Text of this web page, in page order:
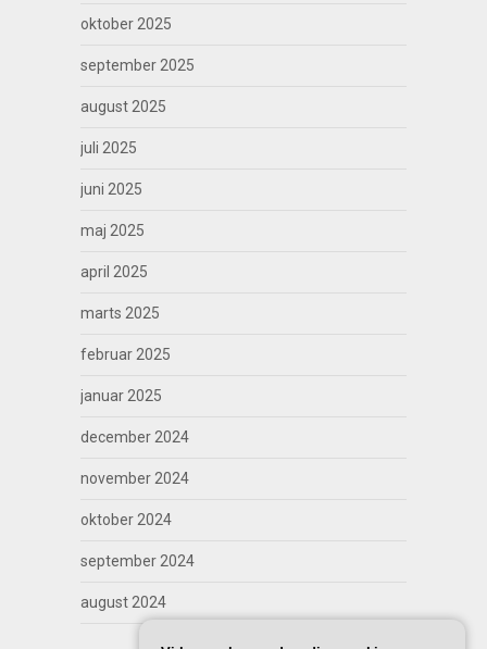
oktober 2025
september 2025
august 2025
juli 2025
juni 2025
maj 2025
april 2025
marts 2025
februar 2025
januar 2025
december 2024
november 2024
oktober 2024
september 2024
august 2024